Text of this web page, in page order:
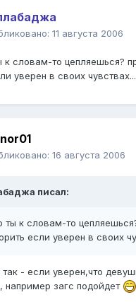
11 августа 2006
к словам-то цепляешься?
уверен в своих чувствах...
16 августа 2006
писал:
ты к словам-то
если уверен в своих
так - если уверен,что
например загс подойдет